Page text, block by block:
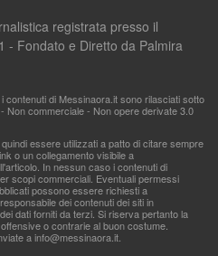
registrata presso il
- Fondato e Diretto da Palmira
contenuti di Messinaora.it sono rilasciati sotto
Non commerciale - Non opere derivate 3.0
essere utilizzati a patto di citare sempre
o un collegamento visibile a
In nessun caso i contenuti di
scopi commerciali. Eventuali permessi
possono essere richiesti a
dei contenuti dei siti in
dati forniti da terzi. Si riserva pertanto la
o contrarie al buon costume.
ainfo@messinaora.it